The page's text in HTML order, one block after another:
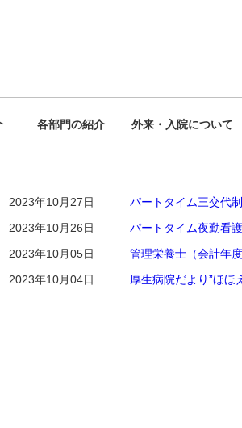
各部門の紹介 外来・入院について
2023年10月27日
パートタイム三交代
2023年10月26日
パートタイム夜勤看
2023年10月05日
管理栄養士（会計年
2023年10月04日
厚生病院だより”ほほ